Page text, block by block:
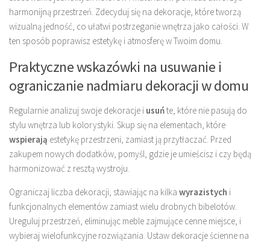
harmonijną przestrzeń. Zdecyduj się na dekoracje, które tworzą
wizualną jedność, co ułatwi postrzeganie wnętrza jako całości. W
ten sposób poprawisz estetykę i atmosferę w Twoim domu.
Praktyczne wskazówki na usuwanie i
ograniczanie nadmiaru dekoracji w domu
Regularnie analizuj swoje dekoracje i usuńte, które nie pasują do
stylu wnętrza lub kolorystyki. Skup się na elementach, które
wspierają estetykę przestrzeni, zamiast ją przytłaczać. Przed
zakupem nowych dodatków, pomyśl, gdzie je umieścisz i czy będą
harmonizować z resztą wystroju.
Ograniczaj liczba dekoracji, stawiając na kilka wyrazistych i
funkcjonalnych elementów zamiast wielu drobnych bibelotów.
Ureguluj przestrzeń, eliminując meble zajmujące cenne miejsce, i
wybieraj wielofunkcyjne rozwiązania. Ustaw dekoracje ścienne na